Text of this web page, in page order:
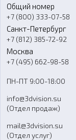
Программное
Ремонт и услуги
О компании
Контакты
Гос. закупки
Стать дилером
Блог
FAQ
Общий номер
+7 (800) 333-07-58
Санкт-Петербург
+7 (812) 385-72-92
Москва
+7 (495) 662-98-58
ПН-ПТ 9:00-18:00
info@3dvision.su
(Отдел продаж)
mail@3dvision.su
(Отдел услуг)